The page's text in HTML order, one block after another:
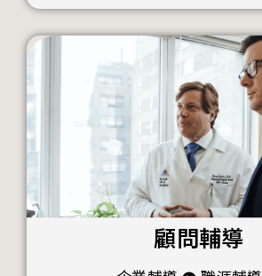
顧問輔導